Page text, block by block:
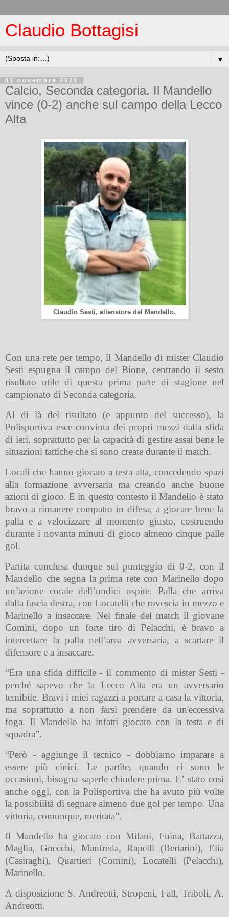
Claudio Bottagisi
▼
01 novembre 2021
Calcio, Seconda categoria. Il Mandello
vince (0-2) anche sul campo della Lecco
Alta
Claudio Sesti, allenatore del Mandello.
Con una rete per tempo, il Mandello di mister Claudio
Sesti espugna il campo del Bione, centrando il sesto
risultato utile di questa prima parte di stagione nel
campionato di Seconda categoria.
Al di là del risultato (e appunto del successo), la
Polisportiva esce convinta dei propri mezzi dalla sfida
di ieri, soprattutto per la capacità di gestire assai bene le
situazioni tattiche che si sono create durante il match.
Locali che hanno giocato a testa alta, concedendo spazi
alla formazione avversaria ma creando anche buone
azioni di gioco. E in questo contesto il Mandello è stato
bravo a rimanere compatto in difesa, a giocare bene la
palla e a velocizzare al momento giusto, costruendo
durante i novanta minuti di gioco almeno cinque palle
gol.
Partita conclusa dunque sul punteggio di 0-2, con il
Mandello che segna la prima rete con Marinello dopo
un’azione corale dell’undici ospite. Palla che arriva
dalla fascia destra, con Locatelli che rovescia in mezzo e
Marinello a insaccare. Nel finale del match il giovane
Comini, dopo un forte tiro di Pelacchi, è bravo a
intercettare la palla nell’area avversaria, a scartare il
difensore e a insaccare.
“Era una sfida difficile - il commento di mister Sesti -
perché sapevo che la Lecco Alta era un avversario
temibile. Bravi i miei ragazzi a portare a casa la vittoria,
ma soprattutto a non farsi prendere da un'eccessiva
foga. Il Mandello ha infatti giocato con la testa e di
squadra”.
“Però - aggiunge il tecnico - dobbiamo imparare a
essere più cinici. Le partite, quando ci sono le
occasioni, bisogna saperle chiudere prima. E’ stato così
anche oggi, con la Polisportiva che ha avuto più volte
la possibilità di segnare almeno due gol per tempo. Una
vittoria, comunque, meritata”.
Il Mandello ha giocato con Milani, Fuina, Battazza,
Maglia, Gnecchi, Manfreda, Rapelli (Bertarini), Elia
(Casiraghi), Quartieri (Comini), Locatelli (Pelacchi),
Marinello.
A disposizione S. Andreotti, Stropeni, Fall, Triboli, A.
Andreotti.